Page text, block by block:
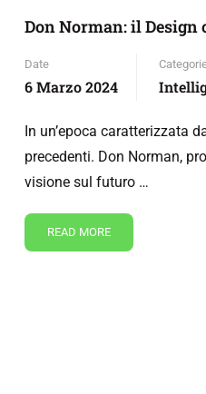
Don Norman: il
Date
6 Marzo 2024
In un’epoca caratterizzata
precedenti. Don Norman,
visione sul futuro …
READ MORE